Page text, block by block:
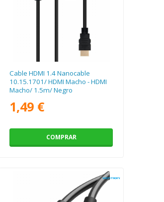
Cable HDMI 1.4 Nanocable
10.15.1701/ HDMI Macho - HDMI
Macho/ 1.5m/ Negro
1,49 €
COMPRAR